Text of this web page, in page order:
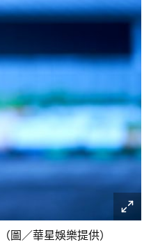
圖／華星娛樂提供）